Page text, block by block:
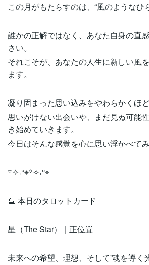
この月がもたらすのは、“風のようなひ
誰かの正解ではなく、あなた自身の直
さい。
それこそが、あなたの人生に新しい風
ます。
凝り固まった思い込みをやわらかくほど
思いがけない出会いや、まだ見ぬ可能
き始めていきます。
今日はそんな感覚を心に思い浮かべてみ
꙳✧˖°⌖꙳✧˖°⌖
🔮 本日のタロットカード
星（The Star）｜正位置
未来への希望、理想、そして”魂を導く